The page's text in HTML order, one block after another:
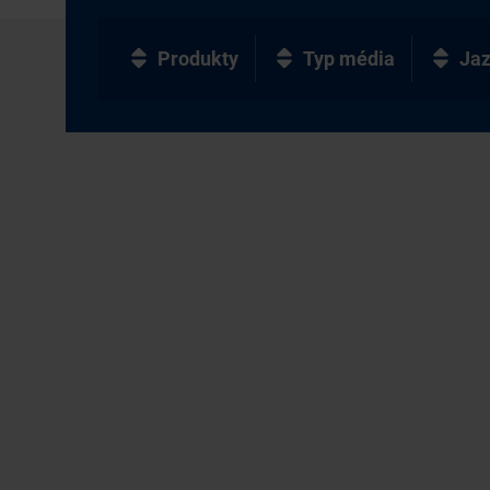
Produkty Typ média